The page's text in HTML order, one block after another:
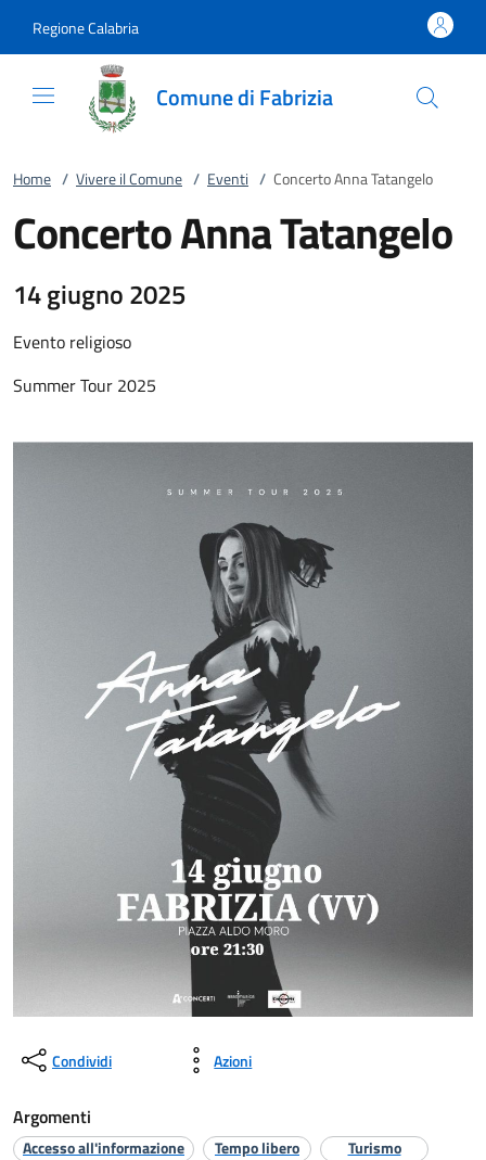
Regione Calabria
Comune di Fabrizia
Home / Vivere il Comune / Eventi / Concerto Anna Tatangelo
Concerto Anna Tatangelo
14 giugno 2025
Evento religioso
Summer Tour 2025
Condividi Azioni
Argomenti
Accesso all'informazione Tempo libero Turismo